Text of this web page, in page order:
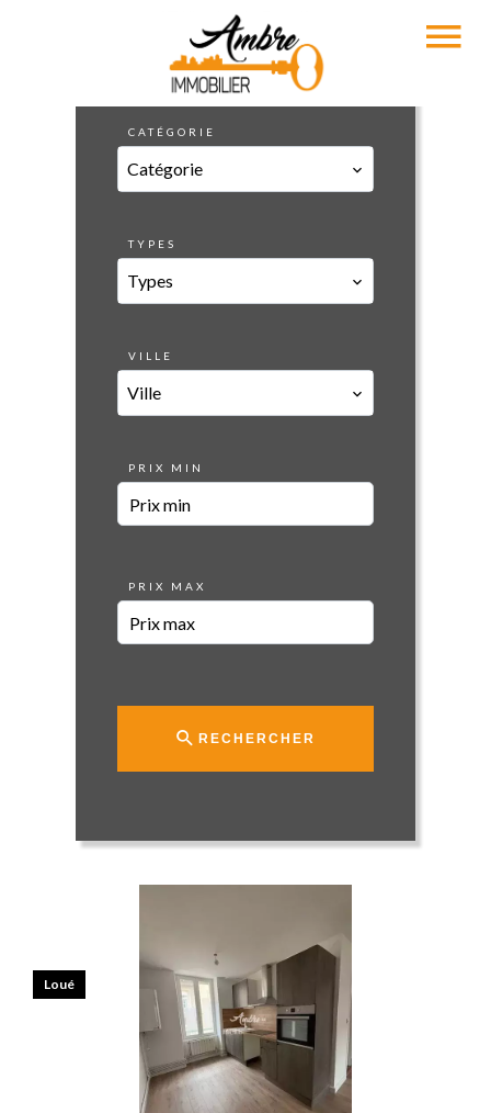
Loué
CATÉGORIE
Catégorie
TYPES
Types
VILLE
Ville
PRIX MIN
PRIX MAX
RECHERCHER